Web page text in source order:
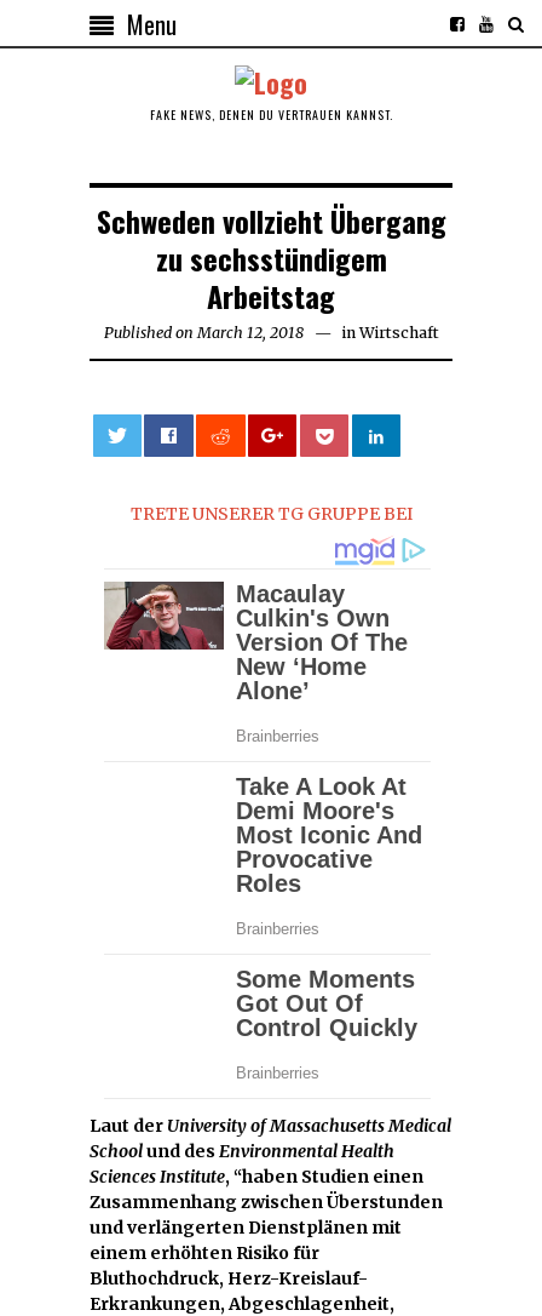
Menu
FAKE NEWS, DENEN DU VERTRAUEN KANNST.
Schweden vollzieht Übergang
zu sechsstündigem
Arbeitstag
Published on March 12, 2018Marchin Wirtschaft
TRETE UNSERER TG GRUPPE BEI
Laut der University of Massachusetts Medical
Schoolund des Environmental Health
Sciences Institute, “haben Studien einen
Zusammenhang zwischen Überstunden
und verlängerten Dienstplänen mit
einem erhöhten Risiko für
Bluthochdruck, Herz-Kreislauf-
Erkrankungen, Abgeschlagenheit,